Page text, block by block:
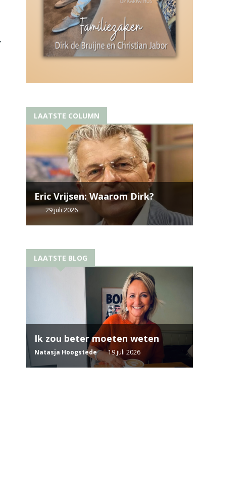
LAATSTE COLUMN
Eric Vrijsen: Waarom Dirk?
29 juli 2026
LAATSTE BLOG
Ik zou beter moeten weten
Natasja Hoogstede 19 juli 2026